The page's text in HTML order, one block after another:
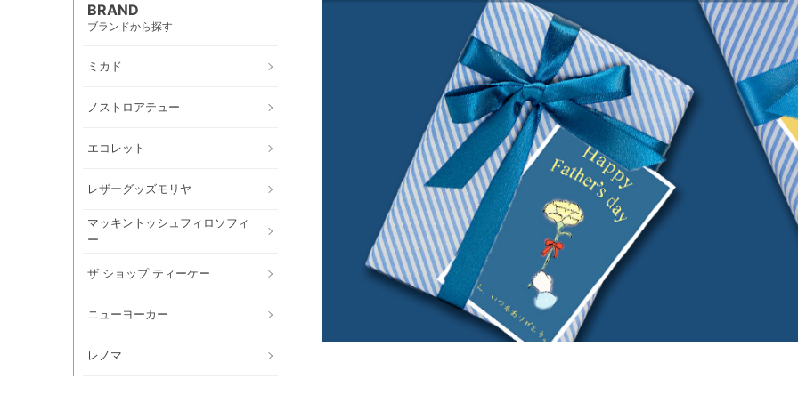
BRAND
ブランドから探す
ミカド
ノストロアテュー
エコレット
レザーグッズモリヤ
マッキントッシュフィロソフィ
ー
ザ ショップ ティーケー
ニューヨーカー
レノマ